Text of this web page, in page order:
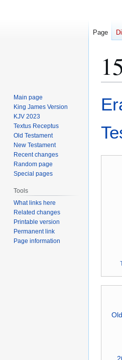
to
to
Page
Main page
King James Version
KJV 2023
Textus Receptus
Old Testament
New Testament
Recent changes
Random page
Special pages
Tools
What links here
Related changes
Printable version
Permanent link
Page information